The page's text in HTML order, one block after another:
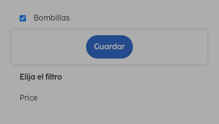
Bombillas
Guardar
Elija el filtro
Price